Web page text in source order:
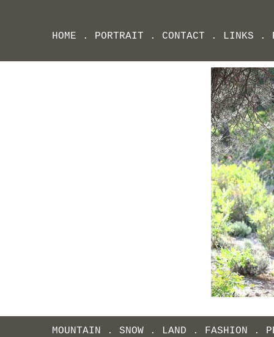
HOME . PORTRAIT . CONTACT . LINKS .
MOUNTAIN . SNOW . LAND . FASHION .